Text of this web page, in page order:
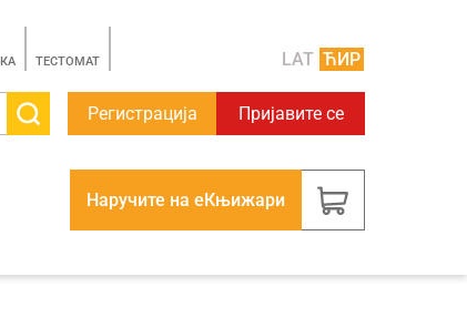
TЕСТОМАТ LAT ЋИР
Регистрација Пријавите се
Наручите на еКњижари